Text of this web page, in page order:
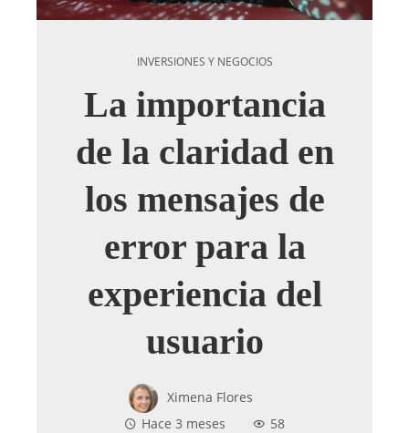
INVERSIONES Y NEGOCIOS
La importancia
de la claridad en
los mensajes de
error para la
experiencia del
usuario
Ximena Flores
Hace 3 meses
58